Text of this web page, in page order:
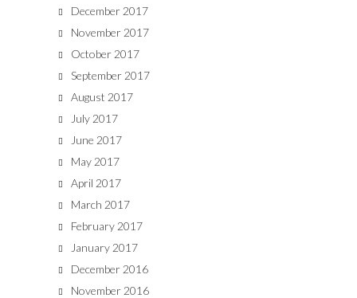
December 2017
November 2017
October 2017
September 2017
August 2017
July 2017
June 2017
May 2017
April 2017
March 2017
February 2017
January 2017
December 2016
November 2016